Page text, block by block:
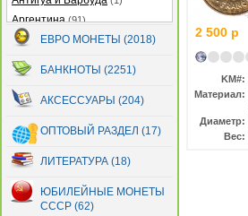
Аргентина(91)
Армения(22)
Аруба
Афганистан
Багамские острова(21)
Барбадос (12)
Бахрейн(5)
Беларусь
Белиз(32)
ЕВРО МОНЕТЫ (2018)
БАНКНОТЫ (2251)
АКСЕССУАРЫ (204)
ОПТОВЫЙ РАЗДЕЛ (17)
ЛИТЕРАТУРА (18)
ЮБИЛЕЙНЫЕ МОНЕТЫ
СССР (62)
2 500 р
KM#:
Материал:
Диаметр:
Вес: